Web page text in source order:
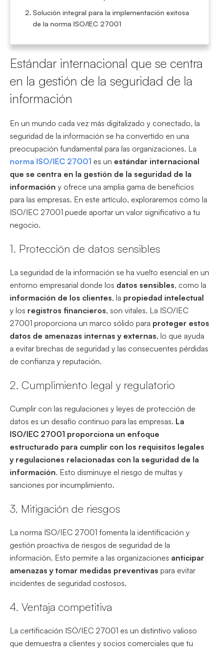
Solución integral para la implementación exitosa
de la norma ISO/IEC 27001
Estándar internacional que se centra
en la gestión de la seguridad de la
información
En un mundo cada vez más digitalizado y conectado, la
seguridad de la información se ha convertido en una
preocupación fundamental para las organizaciones. La
norma ISO/IEC 27001 es un estándar internacional
que se centra en la gestión de la seguridad de la
información y ofrece una amplia gama de beneficios
para las empresas. En este artículo, exploraremos cómo la
ISO/IEC 27001 puede aportar un valor significativo a tu
negocio.
1. Protección de datos sensibles
La seguridad de la información se ha vuelto esencial en un
entorno empresarial donde los datos sensibles, como la
información de los clientes, la propiedad intelectual
y los registros financieros, son vitales. La ISO/IEC
27001 proporciona un marco sólido para proteger estos
datos de amenazas internas y externas, lo que ayuda
a evitar brechas de seguridad y las consecuentes pérdidas
de confianza y reputación.
2. Cumplimiento legal y regulatorio
Cumplir con las regulaciones y leyes de protección de
datos es un desafío continuo para las empresas. La
ISO/IEC 27001 proporciona un enfoque
estructurado para cumplir con los requisitos legales
y regulaciones relacionadas con la seguridad de la
información. Esto disminuye el riesgo de multas y
sanciones por incumplimiento.
3. Mitigación de riesgos
La norma ISO/IEC 27001 fomenta la identificación y
gestión proactiva de riesgos de seguridad de la
información. Esto permite a las organizaciones anticipar
amenazas y tomar medidas preventivas para evitar
incidentes de seguridad costosos.
4. Ventaja competitiva
La certificación ISO/IEC 27001 es un distintivo valioso
que demuestra a clientes y socios comerciales que tu